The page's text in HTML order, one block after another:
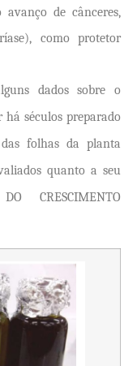
avanço de cânceres,
como protetor
dados sobre o
há séculos preparado
folhas da planta
quanto a seu
CRESCIMENTO